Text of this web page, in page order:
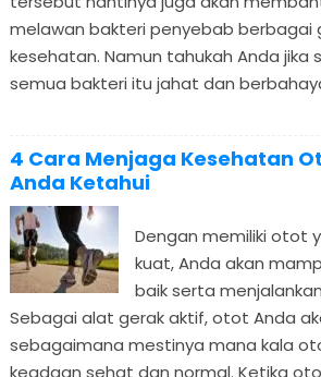
melawan bakteri penyebab berbagai
kesehatan. Namun tahukah Anda jika
semua bakteri itu jahat dan
4 Cara Menjaga Kesehatan
Anda Ketahui
Dengan memiliki otot
kuat, Anda akan
baik serta
Sebagai alat gerak aktif, otot Anda
sebagaimana mestinya mana kala
keadaan sehat dan normal. Ketika